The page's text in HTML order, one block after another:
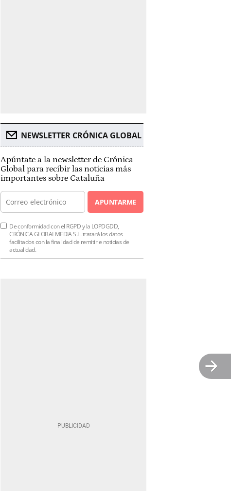
NEWSLETTER CRÓNICA GLOBAL
Apúntate a la newsletter de Crónica
Global para recibir las noticias más
importantes sobre Cataluña
APUNTARME
De conformidad con el RGPD y la LOPDGDD,
CRÓNICA GLOBALMEDIA S.L. tratará los datos
facilitados con la finalidad de remitirle noticias de
actualidad.